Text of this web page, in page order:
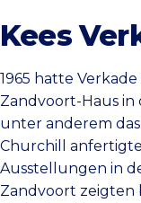
Kees
1965 hatte
Zandvoort-Haus in
unter anderem
Churchill
Ausstellungen in
Zandvoort zeigten